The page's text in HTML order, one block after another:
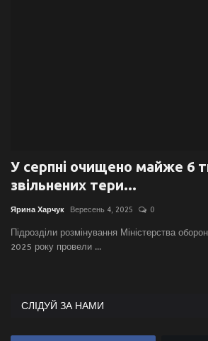
Спорт
Авто
Відео
English Ukraine
У серпні очищено майже 6
звільнених тери...
Ярина Харчук Вересень 4, 2025 0
Підрозділи розмінування Міністерства
2025 року провели ...
СЛІДУЙ ЗА НАМИ